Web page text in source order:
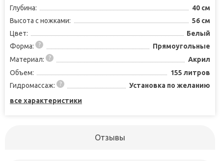
Глубина:
40 см
Высота с ножками:
56 см
Цвет:
Белый
Форма:
Прямоугольные
Материал:
Акрил
Объем:
155 литров
Гидромассаж:
Установка по желанию
все характеристики
Отзывы